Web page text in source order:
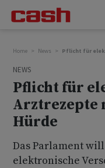
Home News Pflicht für
NEWS
Pflicht für
Arztrezepte
Hürde
Das Parlament
elektronische